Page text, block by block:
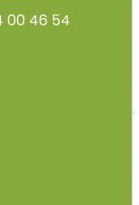
00 46 54